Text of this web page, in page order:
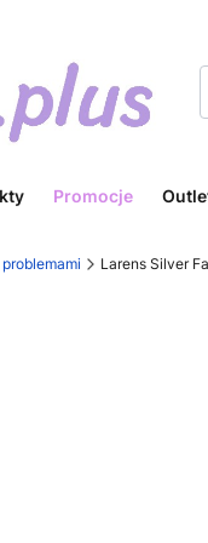
Promocje
Larens Silver